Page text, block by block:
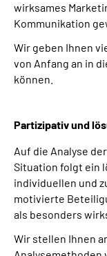
wirksames
Kommunikation
Wir geben Ihnen
von Anfang an in
können.
Partizipativ und
Auf die Analyse
Situation folgt ein
individuellen und
motivierte
als besonders
Wir stellen Ihnen